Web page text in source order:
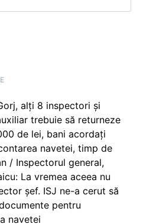
alți 8 inspectori și
trebuie să returneze
de lei, bani acordați
navetei, timp de
/ Inspectorul general,
La vremea aceea nu
șef. ISJ ne-a cerut să
pentru
navetei